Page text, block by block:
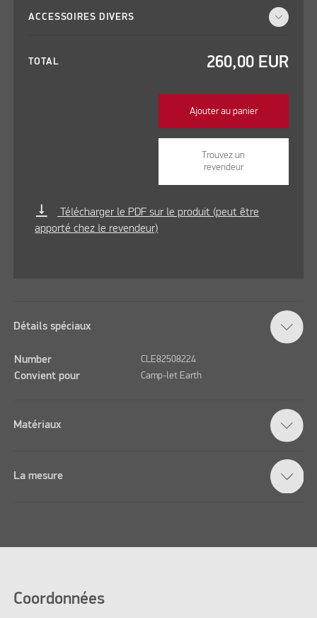
ACCESSOIRES DIVERS
TOTAL 260,00 EUR
Ajouter au panier
Trouvez un
revendeur
vertical_align_bottom
Télécharger le PDF sur le produit (peut être
apporté chez le revendeur)
Détails spéciaux
Number CLE82508224
Convient pour Camp-let Earth
Matériaux
La mesure
Coordonnées